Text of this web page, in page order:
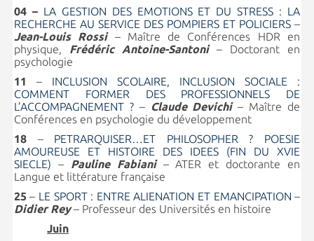
04 – LA GESTION DES EMOTIONS ET DU STRESS : LA
RECHERCHE AU SERVICE DES POMPIERS ET POLICIERS–
Jean-Louis Rossi – Maître de Conférences HDR en
physique, Frédéric Antoine-Santoni– Doctorant en
psychologie
11 – INCLUSION SCOLAIRE, INCLUSION SOCIALE :
COMMENT FORMER DES PROFESSIONNELS DE
L’ACCOMPAGNEMENT ?– Claude Devichi– Maître de
Conférences en psychologie du développement
18 – PETRARQUISER…ET PHILOSOPHER ? POESIE
AMOUREUSE ET HISTOIRE DES IDEES (FIN DU XVIE
SIECLE) – Pauline Fabiani– ATER et doctorante en
Langue et littérature française
25– LE SPORT : ENTRE ALIENATION ET EMANCIPATION–
Didier Rey– Professeur des Universités en histoire
Juin